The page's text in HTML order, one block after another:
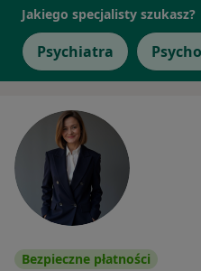
Jakiego specjalisty szukasz?
Psychiatra
Bezpieczne płatności